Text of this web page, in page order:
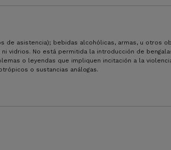
asistencia); bebidas alcohólicas, armas, u otros
vidrios. No está permitida la introducción de
o leyendas que impliquen incitación a la
o sustancias análogas.